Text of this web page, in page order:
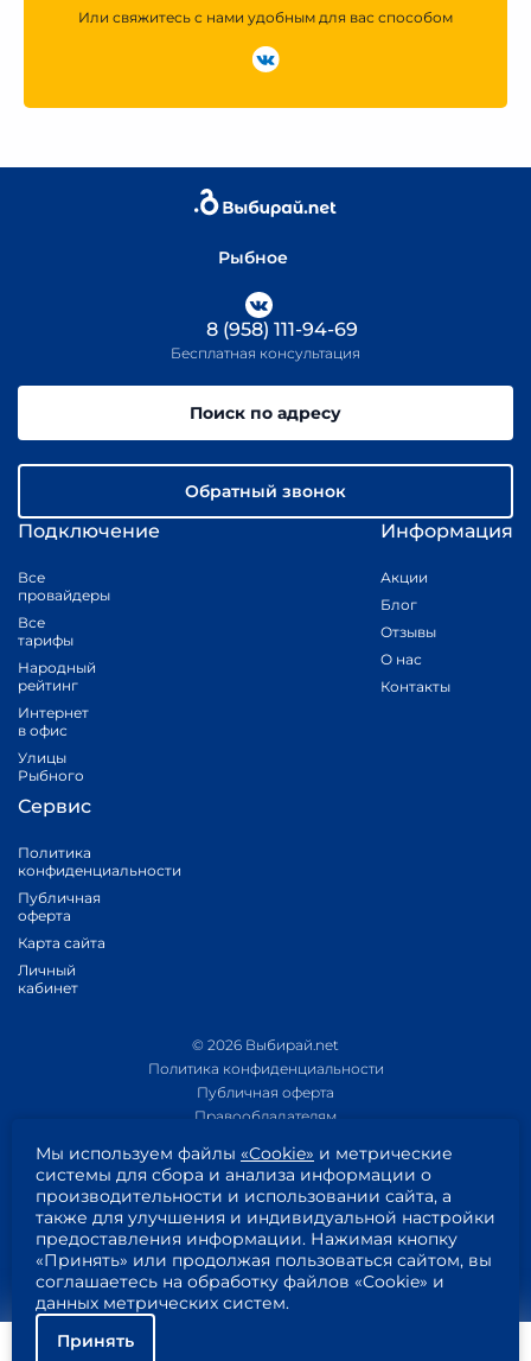
Или свяжитесь с нами удобным для вас способом
Рыбное
Подключение
Все
провайдеры
Все
тарифы
Народный
рейтинг
Интернет
в офис
Улицы
Рыбного
Информация
Акции
Блог
Отзывы
О нас
Контакты
Сервис
Политика
конфиденциальности
Публичная
оферта
Карта сайта
Личный
кабинет
8 (958) 111-94-69
Бесплатная консультация
Поиск по адресу
Обратный звонок
© 2026 Выбирай.net
Политика конфиденциальности
Публичная оферта
Правообладателям
Приложение 1
Приложение 2
Пользовательское соглашение
Согласие на обработку персональных данных
Мы используем файлы «Cookie» и метрические
системы для сбора и анализа информации о
производительности и использовании сайта, а
также для улучшения и индивидуальной настройки
предоставления информации. Нажимая кнопку
«Принять» или продолжая пользоваться сайтом, вы
соглашаетесь на обработку файлов «Cookie» и
данных метрических систем.
Принять